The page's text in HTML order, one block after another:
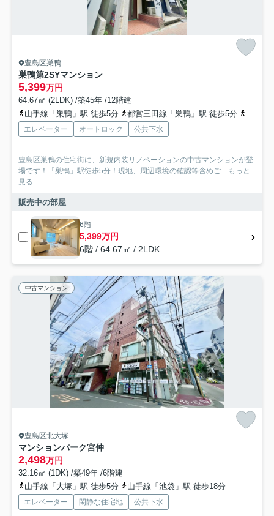
豊島区巣鴨
巣鴨第2SYマンション
5,399万円
64.67㎡ (2LDK) /築45年 /12階建
山手線「巣鴨」駅 徒歩5分
都営三田線「巣鴨」駅 徒歩5分
エレベーター オートロック 公共下水
豊島区巣鴨の住宅街に、新規内装リノベーションの中古マンションが登
場です！「巣鴨」駅徒歩5分！現地、周辺環境の確認等含めご... もっと
見る
販売中の部屋
6階
5,399万円
6階 / 64.67㎡ / 2LDK
中古マンション
豊島区北大塚
マンションパーク宮仲
2,498万円
32.16㎡ (1DK) /築49年 /6階建
山手線「大塚」駅 徒歩5分
山手線「池袋」駅 徒歩18分
エレベーター 閑静な住宅地 公共下水